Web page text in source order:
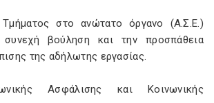
στο ανώτατο όργανο (Α.Σ.Ε.)
συνεχή βούληση και την προσπάθεια
της αδήλωτης εργασίας.
Ασφάλισης και Κοινωνικής